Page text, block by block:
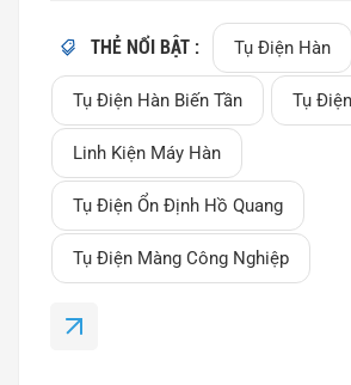
hàn.Một tụ điện hàn được lựa chọn
thể: Ổn định quá trình đánh lửa hồ
biến động dòng điện Cải thiện tính
mối hàn Kéo dài tuổi thọ máy móc
này, chúng tôi giải thích cách thức
tụ điện hàn và lý do tại sao chúng
trong các thiết bị hàn công nghiệp
điện trong máy hàn là gì?Tụ điện
tụ điện màng polypropylen mạ kim
kế để hoạt động trong các điều kiện
THẺ NỔI BẬT : Tụ Điện Hàn
Tụ Điện Hàn Biến Tần Tụ
Linh Kiện Máy Hàn
Tụ Điện Ổn Định Hồ Quang
Tụ Điện Màng Công Nghiệp